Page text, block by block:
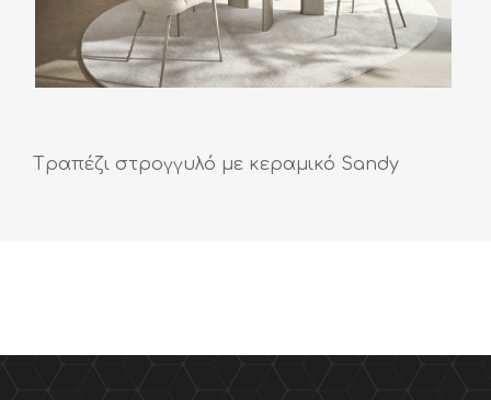
Tραπέζι στρογγυλό με κεραμικό Sandy